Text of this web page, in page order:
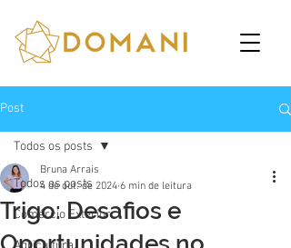
Post
Todos os posts
Comércio Exterior
Todos os posts
Trigo: Desafios e
Bruna Arrais
4 de out. de 2024 6 min de leitura